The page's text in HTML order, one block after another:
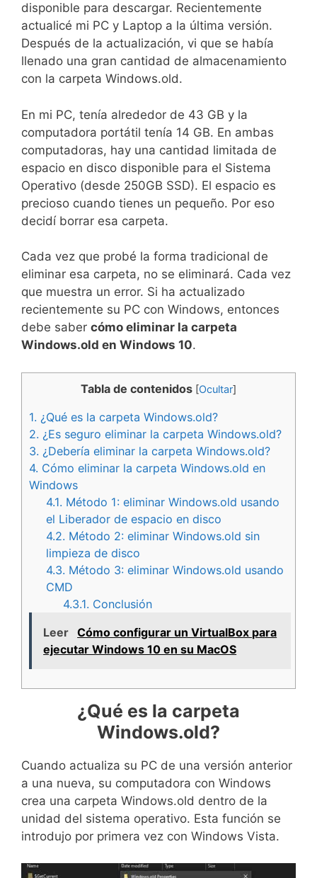
disponible para descargar. Recientemente
actualicé mi PC y Laptop a la última versión.
Después de la actualización, vi que se había
llenado una gran cantidad de almacenamiento
con la carpeta Windows.old.
En mi PC, tenía alrededor de 43 GB y la
computadora portátil tenía 14 GB. En ambas
computadoras, hay una cantidad limitada de
espacio en disco disponible para el Sistema
Operativo (desde 250GB SSD). El espacio es
precioso cuando tienes un pequeño. Por eso
decidí borrar esa carpeta.
Cada vez que probé la forma tradicional de
eliminar esa carpeta, no se eliminará. Cada vez
que muestra un error. Si ha actualizado
recientemente su PC con Windows, entonces
debe saber cómo eliminar la carpeta
Windows.old en Windows 10.
Tabla de contenidos [Ocultar]
1. ¿Qué es la carpeta Windows.old?
2. ¿Es seguro eliminar la carpeta Windows.old?
3. ¿Debería eliminar la carpeta Windows.old?
4. Cómo eliminar la carpeta Windows.old en
Windows
4.1. Método 1: eliminar Windows.old usando
el Liberador de espacio en disco
4.2. Método 2: eliminar Windows.old sin
limpieza de disco
4.3. Método 3: eliminar Windows.old usando
CMD
4.3.1. Conclusión
Leer
Cómo configurar un VirtualBox para
ejecutar Windows 10 en su MacOS
¿Qué es la carpeta
Windows.old?
Cuando actualiza su PC de una versión anterior
a una nueva, su computadora con Windows
crea una carpeta Windows.old dentro de la
unidad del sistema operativo. Esta función se
introdujo por primera vez con Windows Vista.